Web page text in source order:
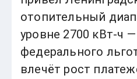
отопительный
уровне 2700 кВт-ч
федерального
влечёт рост